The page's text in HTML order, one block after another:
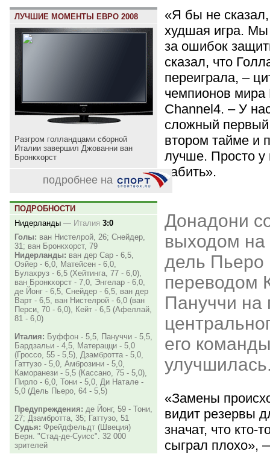
ЛУЧШИЕ МОМЕНТЫ ЕВРО 2008
Разгром голландцами сборной
Италии завершил Джованни ван
Бронкхорст
подробнее на
ПОДРОБНОСТИ
Нидерланды — Италия 3:0
Голы: ван Нистелрой, 26; Снейдер,
31; ван Бронкхорст, 79
Нидерланды: ван дер Сар - 6,5,
Оэйер - 6,0, Матейсен - 6,0,
Булахруз - 6,5 (Хейтинга, 77 - 6,0),
ван Бронкхорст - 7,0, Энгелар - 6,0,
де Йонг - 6,5, Снейдер - 6,5, ван дер
Варт - 6,5, ван Нистелрой - 6,0 (ван
Перси, 70 - 6,0), Кейт - 6,5 (Афеллай,
81 - 6,0)
Италия: Буффон - 5,5, Пануччи - 5,5,
Бардзальи - 4,5, Матерацци - 5,0
(Гроссо, 55 - 5,5), Дзамбротта - 5,0,
Гаттузо - 5,0, Амброзини - 5,0,
Каморанези - 5,5 (Кассано, 75 - 5,0),
Пирло - 6,0, Тони - 5,0, Ди Натале -
5,0 (Дель Пьеро, 64 - 5,5)
Предупреждения: де Йонг, 59 - Тони,
27; Дзамбротта, 35; Гаттузо, 51
Судья: Фрейдфельдт (Швеция)
Берн. "Стад-де-Суисс". 32 000
зрителей
«Я бы не
худшая игра. Мы
за ошибок
сказал, что
переиграла, –
чемпионов
Channel4. – У
сложный
втором тайме и
лучше. Просто у
забить».
Донадони
выходом на
дель Пьеро
переводом
Пануччи на
его
«Замены
видит резервы
значат, что кто-
сыграл плохо»,